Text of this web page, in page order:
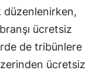
düzenlenirken,
ücretsiz
de tribünlere
ücretsiz